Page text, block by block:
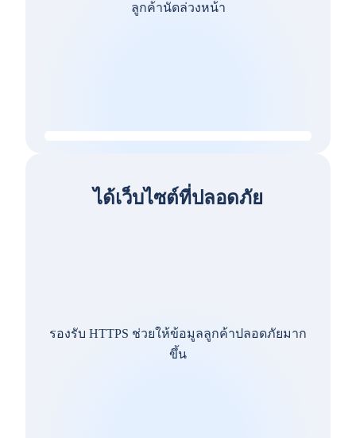
ลูกค้านัดล่วงหน้า
ได้เว็บไซต์ที่ปลอดภัย
รองรับ HTTPS ช่วยให้ข้อมูลลูกค้าปลอดภัยมาก
ขึ้น